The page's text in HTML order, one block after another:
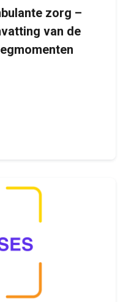
zorg –
van de